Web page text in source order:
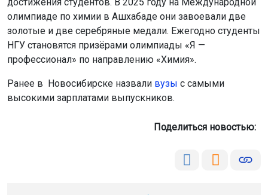
олимпиаде по химии в Ашхабаде они завоевали две
золотые и две серебряные медали. Ежегодно студенты
НГУ становятся призёрами олимпиады «Я —
профессионал» по направлению «Химия».
Ранее в Новосибирске назвали вузы с самыми
высокими зарплатами выпускников.
Поделиться новостью: